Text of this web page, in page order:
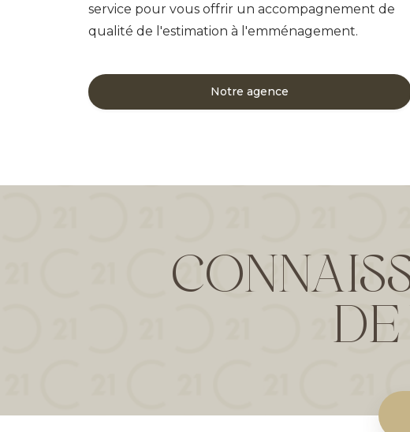
service pour vous offrir un accompagnement de
qualité de l'estimation à l'emménagement.
Notre agence